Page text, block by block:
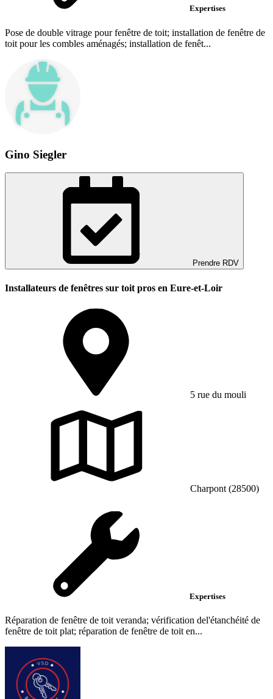
Expertises
Pose de double vitrage pour fenêtre de toit; installation de fenêtre de
toit pour les combles aménagés; installation de fenêt...
Gino Siegler
Prendre RDV
Installateurs de fenêtres sur toit pros en Eure-et-Loir
5 rue du mouli
Charpont (28500)
Expertises
Réparation de fenêtre de toit veranda; vérification del'étanchéité de
fenêtre de toit plat; réparation de fenêtre de toit en...